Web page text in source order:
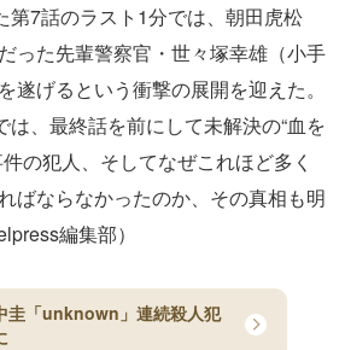
第7話のラスト1分では、朝田虎松
った先輩警察官・世々塚幸雄（小手
遂げるという衝撃の展開を迎えた。
、最終話を前にして未解決の“血を
の犯人、そしてなぜこれほど多く
ばならなかったのか、その真相も明
編集部）
圭「unknown」連続殺人犯